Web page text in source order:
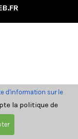
d'information sur le
la politique de